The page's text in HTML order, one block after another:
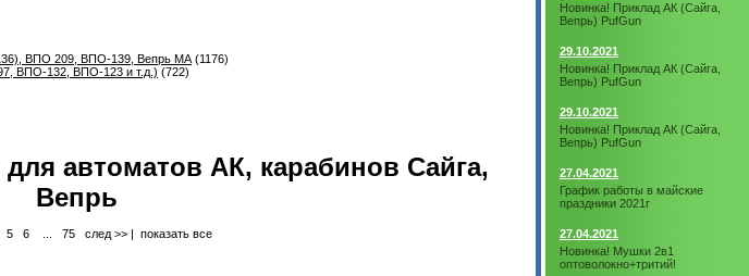
ВПО 209, ВПО-139, Вепрь МА (1176)
ВПО-132, ВПО-123 и т.д.) (722)
автоматов АК, карабинов Сайга,
Вепрь
5 6 75 след >> | показать все
Новинка! Приклад АК (Сайга,
Вепрь) PufGun
29.10.2021
Новинка! Приклад АК (Сайга,
Вепрь) PufGun
29.10.2021
Новинка! Приклад АК (Сайга,
Вепрь) PufGun
27.04.2021
График работы в майские
праздники 2021г
27.04.2021
Новинка! Мушки 2в1
оптоволокно+тритий!